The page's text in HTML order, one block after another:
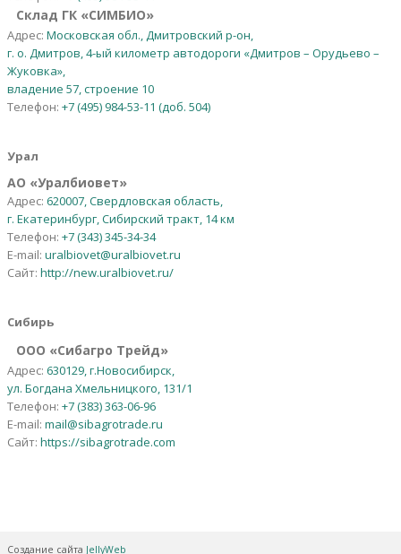
Склад ГК «СИМБИО»
Адрес: Московская обл., Дмитровский р-он,
г. о. Дмитров, 4-ый километр автодороги «Дмитров – Орудьево –
Жуковка»,
владение 57, строение 10
Телефон: +7 (495) 984-53-11 (доб. 504)
Урал
АО «Уралбиовет»
Адрес: 620007, Свердловская область,
г. Екатеринбург, Сибирский тракт, 14 км
Телефон: +7 (343) 345-34-34
E-mail: uralbiovet@uralbiovet.ru
Сайт: http://new.uralbiovet.ru/
Сибирь
OOO «Сибагро Трейд»
Адрес: 630129, г.Новосибирск,
ул. Богдана Хмельницкого, 131/1
Телефон: +7 (383) 363-06-96
E-mail: mail@sibagrotrade.ru
Сайт: https://sibagrotrade.com
Создание сайта JellyWeb